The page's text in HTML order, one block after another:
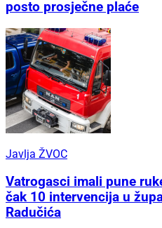
posto prosječne plaće
Javlja ŽVOC
Vatrogasci imali pune
čak 10 intervencija u
Radučića